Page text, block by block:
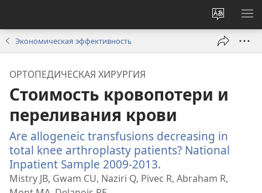
язык
сайта
Экономическая эффективность
ОРТОПЕДИЧЕСКАЯ ХИРУРГИЯ
Стоимость кровопотери и
переливания крови
Are allogeneic transfusions decreasing in
total knee arthroplasty patients? National
Inpatient Sample 2009-2013.
в
Mistry JB, Gwam CU, Naziri Q, Pivec R, Abraham R,